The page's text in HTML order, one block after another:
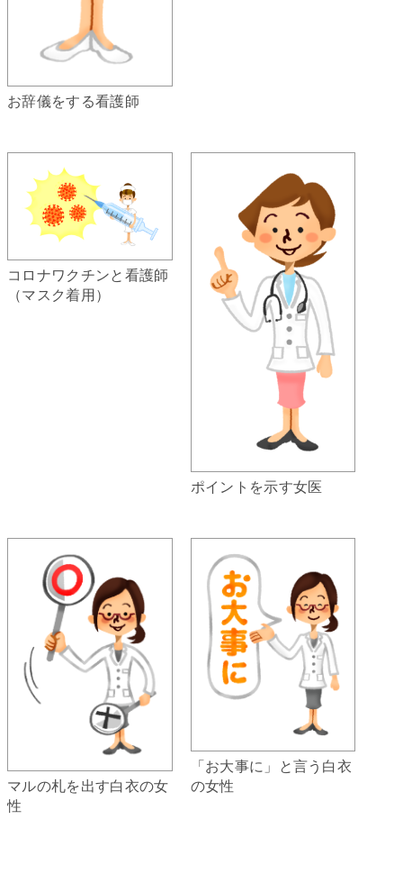
お辞儀をする看護師
コロナワクチンと看護師
（マスク着用）
ポイントを示す女医
マルの札を出す白衣の女
性
「お大事に」と言う白衣
の女性